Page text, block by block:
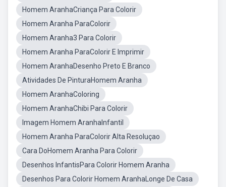
Homem AranhaCriança Para Colorir
Homem Aranha ParaColorir
Homem Aranha3 Para Colorir
Homem Aranha ParaColorir E Imprimir
Homem AranhaDesenho Preto E Branco
Atividades De PinturaHomem Aranha
Homem AranhaColoring
Homem AranhaChibi Para Colorir
Imagem Homem AranhaInfantil
Homem Aranha ParaColorir Alta Resoluçao
Cara DoHomem Aranha Para Colorir
Desenhos InfantisPara Colorir Homem Aranha
Desenhos Para Colorir Homem AranhaLonge De Casa